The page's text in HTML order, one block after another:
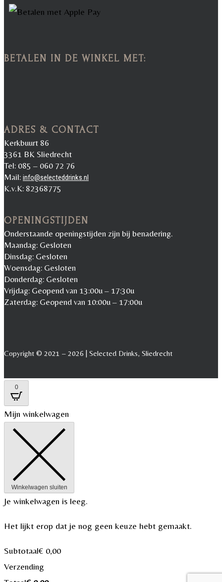
BETALEN IN DE WINKEL MET:
ADRES & CONTACT
Kerkbuurt 86
3361 BK Sliedrecht
Tel: 085 – 060 72 76
Mail: info@selecteddrinks.nl
K.v.K: 82368775
OPENINGSTIJDEN
Onderstaande openingstijden zijn bij benadering.
Maandag: Gesloten
Dinsdag: Gesloten
Woensdag: Gesloten
Donderdag: Gesloten
Vrijdag: Geopend van 13:00u – 17:30u
Zaterdag: Geopend van 10:00u – 17:00u
Copyright © 2021 – 2026 | Selected Drinks, Sliedrecht
0
Mijn winkelwagen
Winkelwagen sluiten
Je winkelwagen is leeg.
Het lijkt erop dat je nog geen keuze hebt gemaakt.
Subtotaal€ 0,00
Verzending